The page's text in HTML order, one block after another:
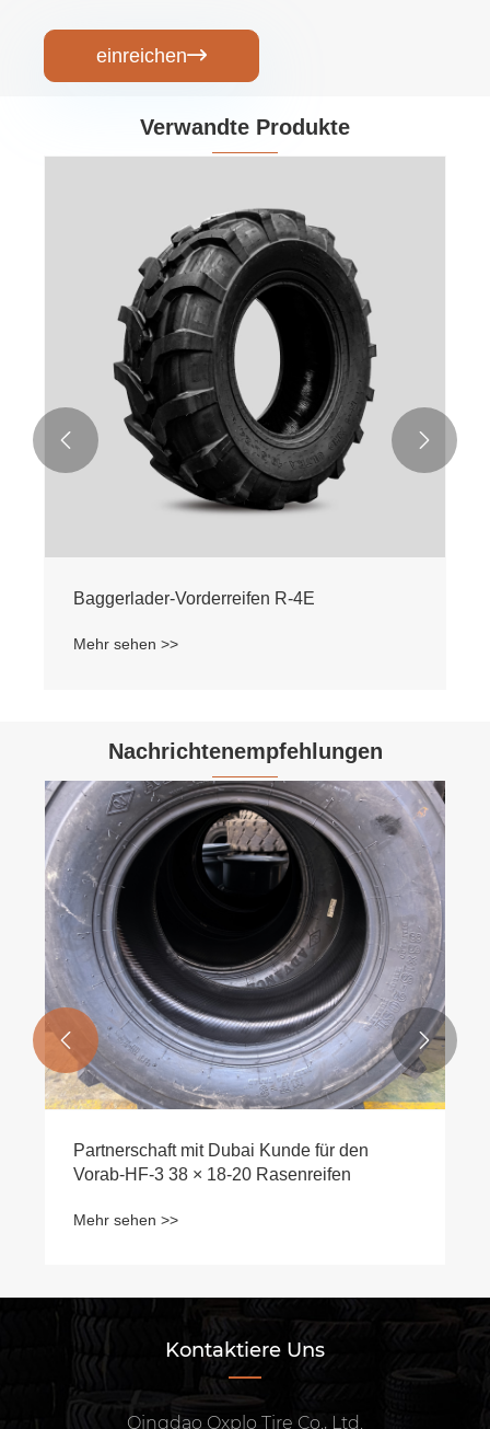
einreichen
Verwandte Produkte
Baggerlader-Vorderreifen R-4E
Mehr sehen >>
 
Nachrichtenempfehlungen
Partnerschaft mit Dubai Kunde für den
Vorab-HF-3 38 × 18-20 Rasenreifen
Mehr sehen >>
 
Kontaktiere Uns
Qingdao Oxplo Tire Co., Ltd.